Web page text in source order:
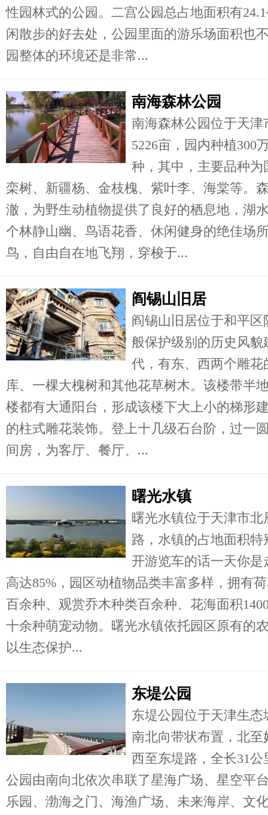
性园林式的公园。二宫公园总占地面积有
闲散步的好去处，公园里面的游乐场面积也
园整体的环境还是非常...
南海森林公园
南海森林公园位于天
5226亩，园内种植300
种，其中，主要品种
栾树、新疆杨、金枝槐、紫叶李、海棠等。
澈，为野生动植物提供了良好的栖息地，湖
个林静山幽、鸟语花香、休闲健身的绝佳场
鸟，自由自在地飞翔，穿梭于...
阎锡山旧居
阎锡山旧居位于和平
般保护级别的历史风貌
代，有东、西两个雕
库、一棵大槐树和其他花草树木。该楼带半
楼都有大通阳台，形成该楼下大上小的梯形
的柱式雕花装饰。登上十几级石台阶，过一
间房，为客厅、餐厅、...
曙光水镇
曙光水镇位于天津市
路，水镇的占地面积
开游览车的话一天你
高达85%，园区动植物品类丰富多样，拥有
百余种、观赏乔木种类百余种、花海面积
十余种萌宠动物。曙光水镇依托园区原有的
以生态保护...
东堤公园
东堤公园位于天津生
南北向带状布置，北
西至东堤路，全长31
公园由南向北依次串联了星海广场、星空平
乐园、渤海之门、海渔广场、未来海岸、文